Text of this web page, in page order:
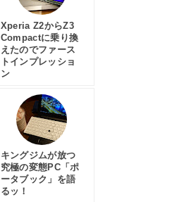
Xperia Z2からZ3
Compactに乗り換
えたのでファース
トインプレッショ
ン
キングジムが放つ
究極の変態PC「ポ
ータブック」を語
るッ！